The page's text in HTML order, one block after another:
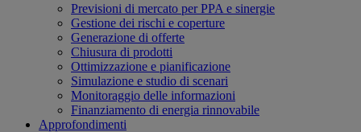
Previsioni di mercato per PPA e sinergie
Gestione dei rischi e coperture
Generazione di offerte
Chiusura di prodotti
Ottimizzazione e pianificazione
Simulazione e studio di scenari
Monitoraggio delle informazioni
Finanziamento di energia rinnovabile
Approfondimenti